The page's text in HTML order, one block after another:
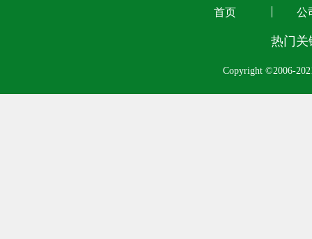
首页 公
热门
Copyright ©2006-